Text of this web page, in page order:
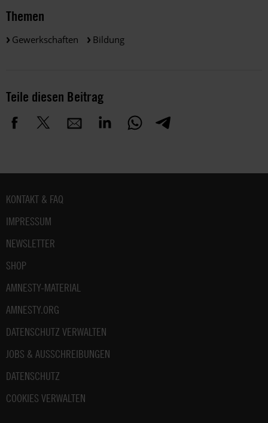
Themen
Gewerkschaften Bildung
Teile diesen Beitrag
Fußbereich
KONTAKT & FAQ
IMPRESSUM
NEWSLETTER
SHOP
AMNESTY-MATERIAL
AMNESTY.ORG
DATENSCHUTZ VERWALTEN
JOBS & AUSSCHREIBUNGEN
DATENSCHUTZ
COOKIES VERWALTEN